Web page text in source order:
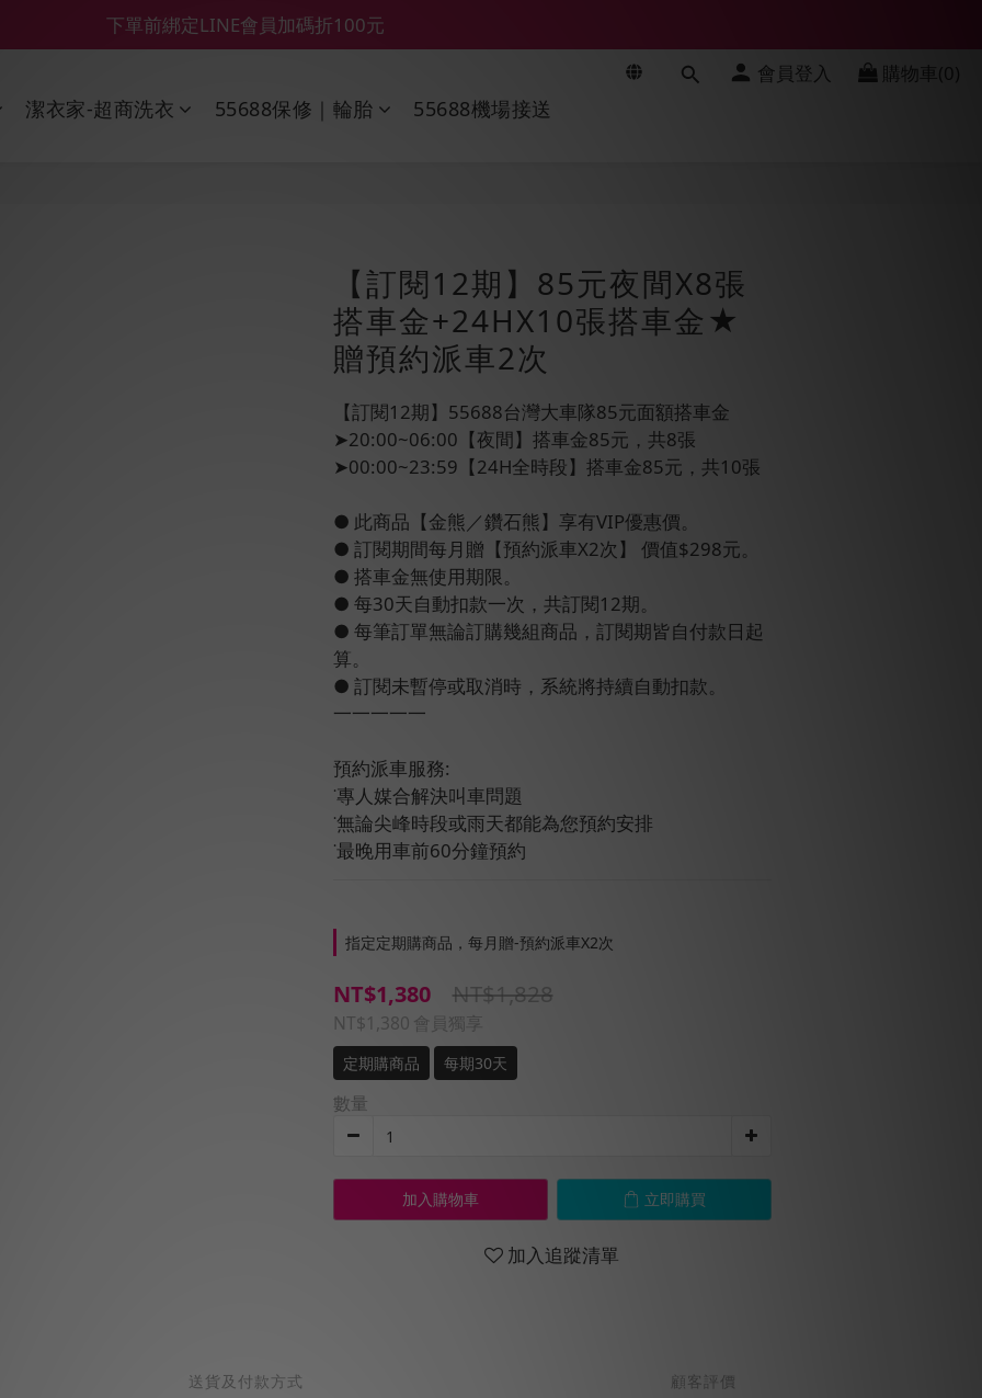
【鑽石熊/金熊新客首購限定】優惠搭車金
【55688商城】6 月年中慶滿額贈品發送延遲公告
會員登入 購物車(0)
潔衣家-超商洗衣 55688保修｜輪胎 55688機場接送
【訂閱12期】85元夜間X8張
搭車金+24HX10張搭車金★
贈預約派車2次
【訂閱12期】55688台灣大車隊85元面額搭車金
➤20:00~06:00【夜間】搭車金85元，共8張
➤00:00~23:59【24H全時段】搭車金85元，共10張
● 此商品【金熊／鑽石熊】享有VIP優惠價。
● 訂閱期間每月贈【預約派車X2次】 價值$298元。
● 搭車金無使用期限。
● 每30天自動扣款一次，共訂閱12期。
● 每筆訂單無論訂購幾組商品，訂閱期皆自付款日起
算。
● 訂閱未暫停或取消時，系統將持續自動扣款。
一一一一一
預約派車服務:
˙專人媒合解決叫車問題
˙無論尖峰時段或雨天都能為您預約安排
˙最晚用車前60分鐘預約
指定定期購商品，每月贈-預約派車X2次
NT$1,380 NT$1,828
NT$1,380 會員獨享
定期購商品 每期30天
數量
加入購物車 立即購買
加入追蹤清單
送貨及付款方式 顧客評價